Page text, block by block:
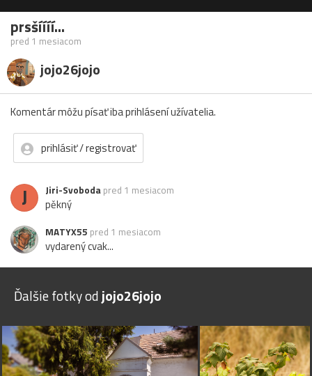
prsšíííí...
pred 1 mesiacom
jojo26jojo
Komentár môžu písať iba prihlásení užívatelia.
prihlásiť / registrovať
J Jiri-Svoboda pred 1 mesiacom
pěkný
MATYX55 pred 1 mesiacom
vydarený cvak...
Ďalšie fotky odjojo26jojo